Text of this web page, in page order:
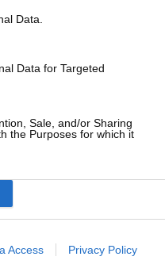
Data.
Data for Targeted
Sale, and/or Sharing
the Purposes for which it
Access Privacy Policy
un secteur intérieur
de ne plus
temps presse s'il